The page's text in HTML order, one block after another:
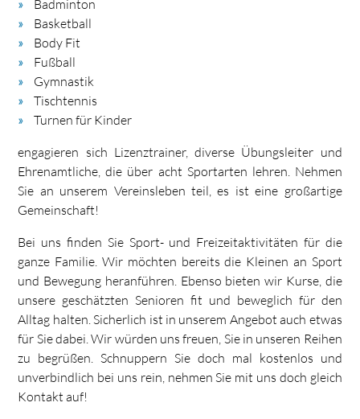
Badminton
Basketball
Body Fit
Fußball
Gymnastik
Tischtennis
Turnen für Kinder
engagieren sich Lizenztrainer, diverse Übungsleiter und
Ehrenamtliche, die über acht Sportarten lehren. Nehmen
Sie an unserem Vereinsleben teil, es ist eine großartige
Gemeinschaft!
Bei uns finden Sie Sport- und Freizeitaktivitäten für die
ganze Familie. Wir möchten bereits die Kleinen an Sport
und Bewegung heranführen. Ebenso bieten wir Kurse, die
unsere geschätzten Senioren fit und beweglich für den
Alltag halten. Sicherlich ist in unserem Angebot auch etwas
für Sie dabei. Wir würden uns freuen, Sie in unseren Reihen
zu begrüßen. Schnuppern Sie doch mal kostenlos und
unverbindlich bei uns rein, nehmen Sie mit uns doch gleich
Kontakt auf!